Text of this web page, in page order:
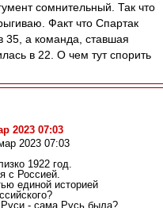
сомнительный. Так что
Факт что Спартак
35, а команда, ставшая
в 22. О чем тут спорить
2023 07:03
2023 07:03
1922 год.
с Россией.
единой историей
- сама Русь была?